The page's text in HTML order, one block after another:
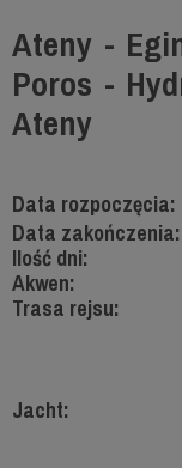
Ateny -
Poros -
Ateny
Data rozpoczęcia:
Data zakończenia:
Ilość dni:
Akwen:
Trasa rejsu:
Jacht: